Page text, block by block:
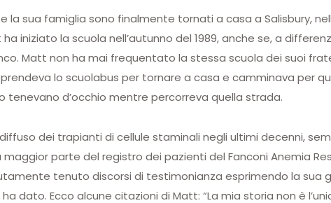
la sua famiglia sono finalmente tornati a casa a Salisbury,
iniziato la scuola nell’autunno del 1989, anche se, a
Matt non ha mai frequentato la stessa scuola dei suoi
lo scuolabus per tornare a casa e camminava per
tenevano d’occhio mentre percorreva quella strada.
diffuso dei trapianti di cellule staminali negli ultimi decenni,
parte del registro dei pazienti del Fanconi Anemia
tenuto discorsi di testimonianza esprimendo la sua
dato. Ecco alcune citazioni di Matt: “La mia storia non è